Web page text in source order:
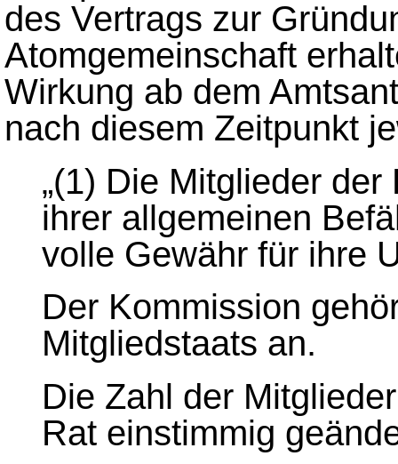
des Vertrags zur
Atomgemeinschaft
Wirkung ab dem
nach diesem Zeitpunkt
„(1) Die Mitglieder
ihrer allgemeinen
volle Gewähr für ihre
Der Kommission
Mitgliedstaats an.
Die Zahl der
Rat einstimmig